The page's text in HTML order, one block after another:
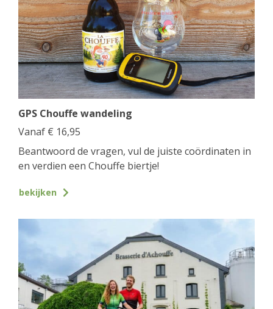
GPS Chouffe wandeling
Vanaf € 16,95
Beantwoord de vragen, vul de juiste coördinaten in
en verdien een Chouffe biertje!
bekijken